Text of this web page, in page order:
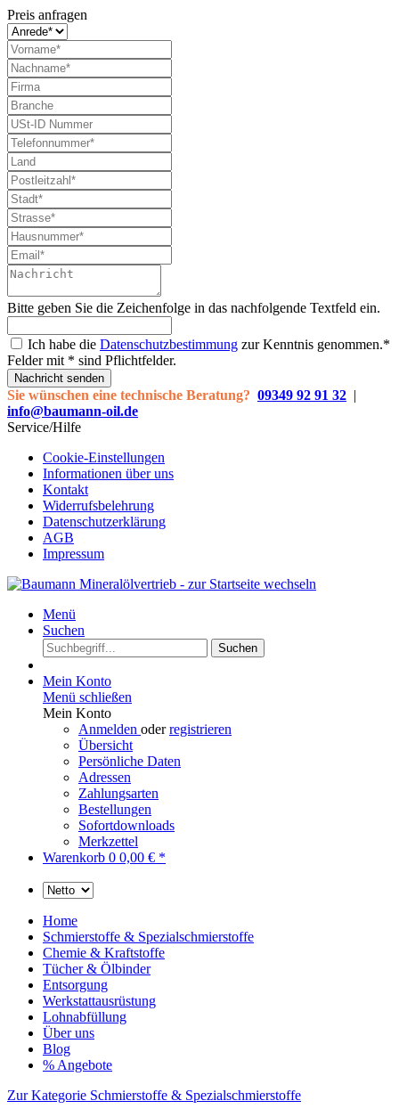
Preis anfragen
Bitte geben Sie die Zeichenfolge in das nachfolgende Textfeld ein.
Ich habe die Datenschutzbestimmung zur Kenntnis genommen.*
Felder mit * sind Pflichtfelder.
Nachricht senden
Sie wünschen eine technische Beratung? 09349 92 91 32 |
info@baumann-oil.de
Service/Hilfe
Cookie-Einstellungen
Informationen über uns
Kontakt
Widerrufsbelehrung
Datenschutzerklärung
AGB
Impressum
Menü
Suchen
Suchen
Mein Konto
Menü schließen
Mein Konto
Anmelden oderregistrieren
Übersicht
Persönliche Daten
Adressen
Zahlungsarten
Bestellungen
Sofortdownloads
Merkzettel
Warenkorb 0 0,00 € *
Home
Schmierstoffe & Spezialschmierstoffe
Chemie & Kraftstoffe
Tücher & Ölbinder
Entsorgung
Werkstattausrüstung
Lohnabfüllung
Über uns
Blog
% Angebote
Zur Kategorie Schmierstoffe & Spezialschmierstoffe